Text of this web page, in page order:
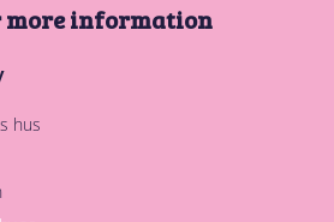
more information
hus